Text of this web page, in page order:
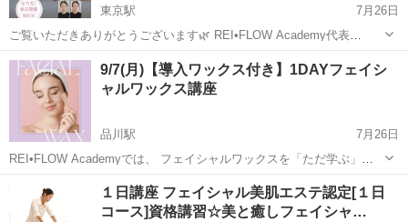
東京駅
7月26日
ご覧いただきありがとうございます🌿 REI•FLOW Academy代表
**Marie**です。 東京都23区内にて、 REI•FLOW™ヘッド PROコース
を開催いたします✨ ──────────...
東京 江東区 東京駅 ヘッドスパ ヘッド
9/7(月)【導入ワックス付き】1DAYフェイシ
ャルワックス講座
品川駅
7月26日
REI•FLOW Academyでは、 フェイシャルワックスを「ただ学ぶ」だ
けではなく、 受講後すぐにサロンメニューとして導入できる実践講座
を開催しています。 お顔の産毛や古い角質をやさしく取り除き、 明る
く...
品川駅 美容健康 フェイシャル
１日講座 フェイシャル美肌エステ認定[１日
コース]資格講習☆美と癒しフェイシャ…